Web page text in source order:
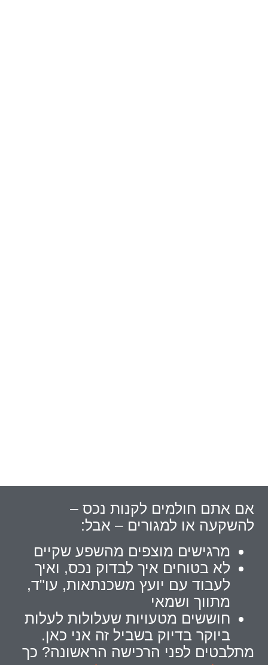
אם אתם חולמים לקנות נכס –
להשקעה או למגורים – אבל:
מרגישים מוצפים מהשפע שקיים
לא בטוחים איך לבדוק נכס, ואיך
לעבוד עם יועץ משכנתאות, עו"ד,
מתווך ושמאי
חוששים מטעויות שעלולות לעלות
ביוקר בדיוק בשביל זה אני כאן.
מתלבטים לפני הרכישה הראשונה? כך